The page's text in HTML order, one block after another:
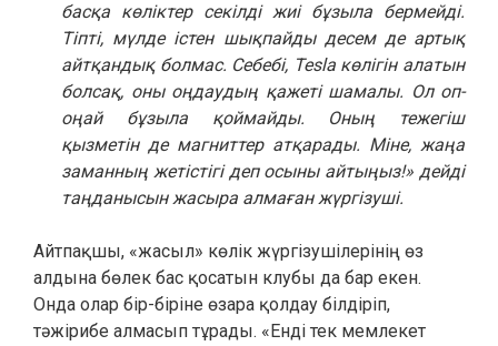
басқа көліктер секілді жиі бұзыла бермейді.
Тіпті, мүлде істен шықпайды десем де артық
айтқандық болмас. Себебі, Tesla көлігін алатын
болсақ, оны оңдаудың қажеті шамалы. Ол оп-
оңай бұзыла қоймайды. Оның тежегіш
қызметін де магниттер атқарады. Міне, жаңа
заманның жетістігі деп осыны айтыңыз!» дейді
таңданысын жасыра алмаған жүргізуші.
Айтпақшы, «жасыл» көлік жүргізушілерінің өз
алдына бөлек бас қосатын клубы да бар екен.
Онда олар бір-біріне өзара қолдау білдіріп,
тәжірибе алмасып тұрады. «Енді тек мемлекет